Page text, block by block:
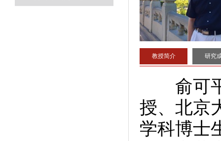
教授简介 研究
俞可平
授、北京
学科博士